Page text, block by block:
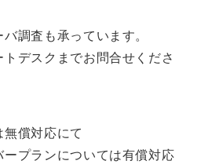
調査も承っています。
デスクまでお問合せくださ
無償対応にて
ープランについては有償対応